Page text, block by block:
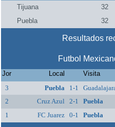
Tijuana
32
Puebla
32
Resultados
Futbol
Jor Local Visita
3
Puebla 1-1
2
Cruz Azul 2-1 Puebla
1
FC Juarez 0-1 Puebla